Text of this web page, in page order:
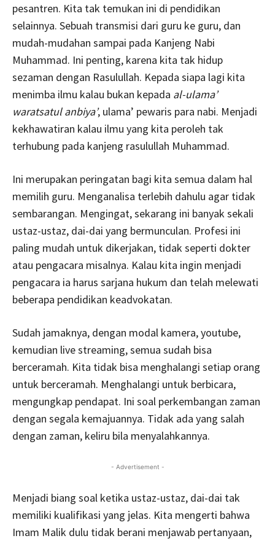
pesantren. Kita tak temukan ini di pendidikan
selainnya. Sebuah transmisi dari guru ke guru, dan
mudah-mudahan sampai pada Kanjeng Nabi
Muhammad. Ini penting, karena kita tak hidup
sezaman dengan Rasulullah. Kepada siapa lagi kita
menimba ilmu kalau bukan kepada al-ulama’
waratsatul anbiya’, ulama’ pewaris para nabi. Menjadi
kekhawatiran kalau ilmu yang kita peroleh tak
terhubung pada kanjeng rasulullah Muhammad.
Ini merupakan peringatan bagi kita semua dalam hal
memilih guru. Menganalisa terlebih dahulu agar tidak
sembarangan. Mengingat, sekarang ini banyak sekali
ustaz-ustaz, dai-dai yang bermunculan. Profesi ini
paling mudah untuk dikerjakan, tidak seperti dokter
atau pengacara misalnya. Kalau kita ingin menjadi
pengacara ia harus sarjana hukum dan telah melewati
beberapa pendidikan keadvokatan.
Sudah jamaknya, dengan modal kamera, youtube,
kemudian live streaming, semua sudah bisa
berceramah. Kita tidak bisa menghalangi setiap orang
untuk berceramah. Menghalangi untuk berbicara,
mengungkap pendapat. Ini soal perkembangan zaman
dengan segala kemajuannya. Tidak ada yang salah
dengan zaman, keliru bila menyalahkannya.
- Advertisement -
Menjadi biang soal ketika ustaz-ustaz, dai-dai tak
memiliki kualifikasi yang jelas. Kita mengerti bahwa
Imam Malik dulu tidak berani menjawab pertanyaan,